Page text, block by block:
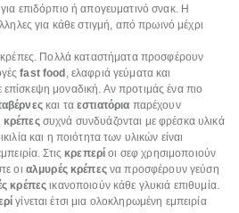
επιδόρπιο ή απογευματινό σνακ. Η
για κάθε στιγμή, από πρωινό μέχρι
κρέπες. Πολλά καταστήματα προσφέρουν
fast food , ελαφριά γεύματα και
μοναδική. Αν προτιμάς ένα πιο
και ταεστιατόρια παρέχουν
κρέπεςσυχνά συνδυάζονται με φρέσκα υλικά
και η ποιότητα των υλικών είναι
Στις κρεπερί οι σεφ χρησιμοποιούν
οι αλμυρές κρέπεςνα προσφέρουν γεύση
κρέπες ικανοποιούν κάθε γλυκιά επιθυμία.
γίνεται έτσι μια ολοκληρωμένη εμπειρία